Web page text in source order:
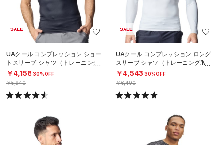
SALE
UAクール コンプレッション ショー
トスリーブ シャツ（トレーニング/
MEN）
￥4,158 30%OFF
￥5,940
SALE
UAクール コンプレッション ロング
スリーブ シャツ（トレーニング/ME
N）
￥4,543 30%OFF
￥6,490